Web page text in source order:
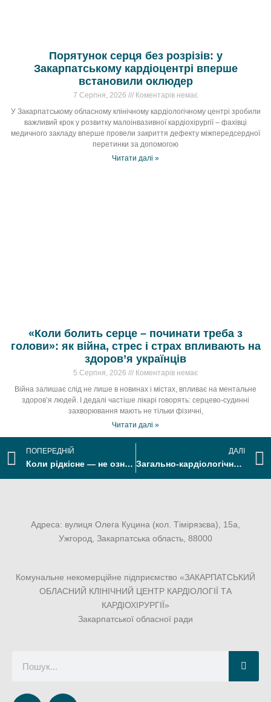
Порятунок серця без розрізів: у
Закарпатському кардіоцентрі вперше
встановили оклюдер
7 Серпня, 2026
Коментарів немає
У Закарпатському обласному клінічному кардіологічному центрі зробили
важливий крок у розвитку малоінвазивної кардіохірургії – фахівці
медичного закладу вперше провели закриття дефекту міжпередсердної
перетинки за допомогою
Читати далі »
«Коли болить серце – починати треба з
голови»: як війна, стрес і страх впливають на
здоров’я українців
5 Серпня, 2026
Коментарів немає
Війна залишає слід не лише в новинах і містах, впливає на ментальне
здоров’я людей. І дедалі частіше лікарі говорять: серцево-судинні
захворювання мають не тільки фізичні,
Читати далі »
ПОПЕРЕДНІЙ
Коли рідкісне — не означає безнадійне: орфанні хвороби серця під контролем кардіологів Закарпаття
ДАЛІ
Загально-кардіологічне відділення Закарпатського кардіоцентру – турбота про пацієнта, швидка діагностика і команда, що розвивається
Адреса: вулиця Олега Куцина (кол. Тімірязєва), 15а,
Ужгород, Закарпатська область, 88000
Комунальне некомерційне підприємство «ЗАКАРПАТСЬКИЙ
ОБЛАСНИЙ КЛІНІЧНИЙ ЦЕНТР КАРДІОЛОГІЇ ТА
КАРДІОХІРУРГІЇ»
Закарпатської обласної ради